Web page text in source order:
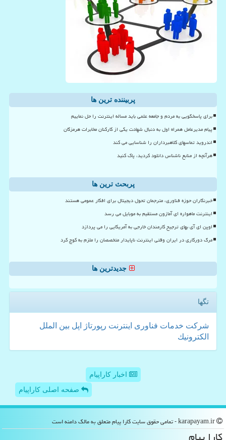
پربیننده ترین ها
برای پاسخگویی به مردم و جامعه علمی باید مساله اینترنت را حل نماییم
پیام مدیرعامل همراه اول به دنبال شهادت یکی از کارکنان مخابرات هرمزگان
اندروید تماسهای کلاهبرداران را شناسایی می کند
هرآنچه از منابع ناشناس دانلود کردید، پاک کنید
پربحث ترین ها
خبرنگاران حوزه فناوری، مترجمان تحول دیجیتال برای افکار عمومی هستند
اینترنت ماهواره ای آمازون مستقیم به موبایل می رسد
اوپن ای آی بهای ترجیح کارمندان خارجی به آمریکایی را می پردازد
مرگ دورکاری در ایران وقتی اینترنت ناپایدار متخصصان را ملزم به کوچ کرد
جدیدترین ها
تگها
شركت خدمات فناوری اینترنت رپورتاژ اپل بین الملل
الكترونیك
اخبار کاراپیام
صفحه اصلی کاراپیام